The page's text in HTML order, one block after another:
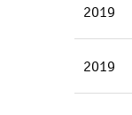
2019
2019